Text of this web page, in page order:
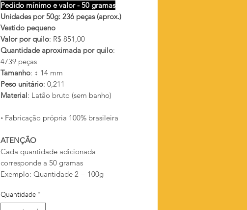
Pedido mínimo e valor - 50 gramas
Unidades por 50g: 236 peças (aprox.)
Vestido pequeno
Valor por quilo: R$ 851,00
Quantidade aproximada por quilo:
4739 peças
Tamanho: ↕ 14 mm
Peso unitário: 0,211
Material: Latão bruto (sem banho)
◦ Fabricação própria 100% brasileira
ATENÇÃO
Cada quantidade adicionada
corresponde a 50 gramas
Exemplo: Quantidade 2 = 100g
Quantidade *